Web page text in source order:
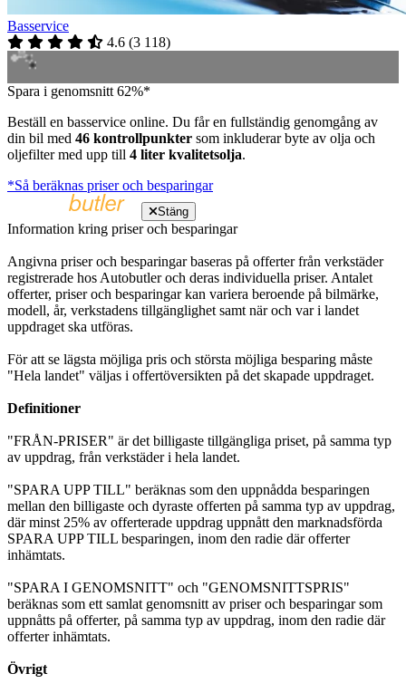
Basservice
4.6 (3 118)
Spara i genomsnitt 62%*
Beställ en basservice online. Du får en fullständig genomgång av
din bil med 46 kontrollpunkter som inkluderar byte av olja och
oljefilter med upp till 4 liter kvalitetsolja.
*Så beräknas priser och besparingar
Stäng
Information kring priser och besparingar
Angivna priser och besparingar baseras på offerter från verkstäder
registrerade hos Autobutler och deras individuella priser. Antalet
offerter, priser och besparingar kan variera beroende på bilmärke,
modell, år, verkstadens tillgänglighet samt när och var i landet
uppdraget ska utföras.
För att se lägsta möjliga pris och största möjliga besparing måste
"Hela landet" väljas i offertöversikten på det skapade uppdraget.
Definitioner
"FRÅN-PRISER" är det billigaste tillgängliga priset, på samma typ
av uppdrag, från verkstäder i hela landet.
"SPARA UPP TILL" beräknas som den uppnådda besparingen
mellan den billigaste och dyraste offerten på samma typ av uppdrag,
där minst 25% av offerterade uppdrag uppnått den marknadsförda
SPARA UPP TILL besparingen, inom den radie där offerter
inhämtats.
"SPARA I GENOMSNITT" och "GENOMSNITTSPRIS"
beräknas som ett samlat genomsnitt av priser och besparingar som
uppnåtts på offerter, på samma typ av uppdrag, inom den radie där
offerter inhämtats.
Övrigt